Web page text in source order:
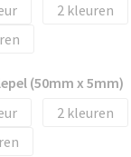
2
(50mm x 5mm)
2